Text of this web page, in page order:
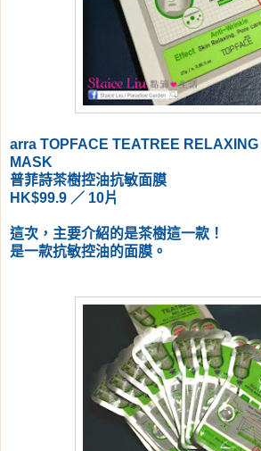
arra TOPFACE TEATREE
MASK
普菲詩茶樹控油抗敏面膜
HK$99.9 ／ 10片
這次，主要介紹的是茶樹這一款！
是一款抗敏控油的面膜。